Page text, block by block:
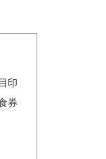
印
券